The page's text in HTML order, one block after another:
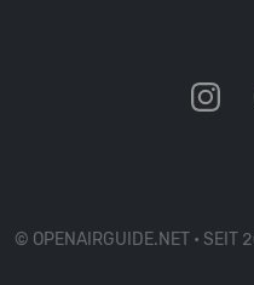
© OPENAIRGUIDE.NET • SEIT